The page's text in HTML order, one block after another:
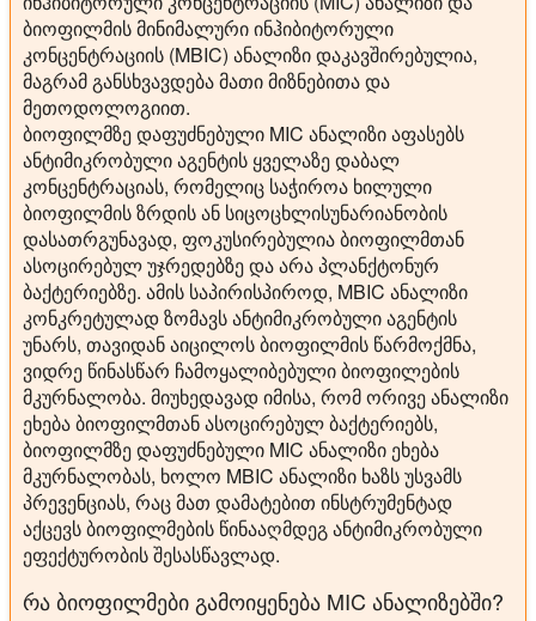
ბიოფილმის მინიმალური ინჰიბიტორული
კონცენტრაციის (MBIC) ანალიზი დაკავშირებულია,
მაგრამ განსხვავდება მათი მიზნებითა და
მეთოდოლოგიით.
ბიოფილმზე დაფუძნებული MIC ანალიზი აფასებს
ანტიმიკრობული აგენტის ყველაზე დაბალ
კონცენტრაციას, რომელიც საჭიროა ხილული
ბიოფილმის ზრდის ან სიცოცხლისუნარიანობის
დასათრგუნავად, ფოკუსირებულია ბიოფილმთან
ასოცირებულ უჯრედებზე და არა პლანქტონურ
ბაქტერიებზე. ამის საპირისპიროდ, MBIC ანალიზი
კონკრეტულად ზომავს ანტიმიკრობული აგენტის
უნარს, თავიდან აიცილოს ბიოფილმის წარმოქმნა,
ვიდრე წინასწარ ჩამოყალიბებული ბიოფილების
მკურნალობა. მიუხედავად იმისა, რომ ორივე ანალიზი
ეხება ბიოფილმთან ასოცირებულ ბაქტერიებს,
ბიოფილმზე დაფუძნებული MIC ანალიზი ეხება
მკურნალობას, ხოლო MBIC ანალიზი ხაზს უსვამს
პრევენციას, რაც მათ დამატებით ინსტრუმენტად
აქცევს ბიოფილმების წინააღმდეგ ანტიმიკრობული
ეფექტურობის შესასწავლად.
რა ბიოფილმები გამოიყენება MIC ანალიზებში?